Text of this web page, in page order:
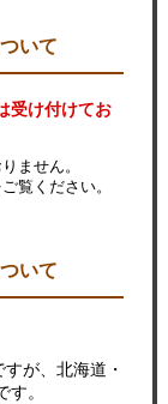
いて
受け付けてお
ません。
覧ください。
いて
が、北海道・
。